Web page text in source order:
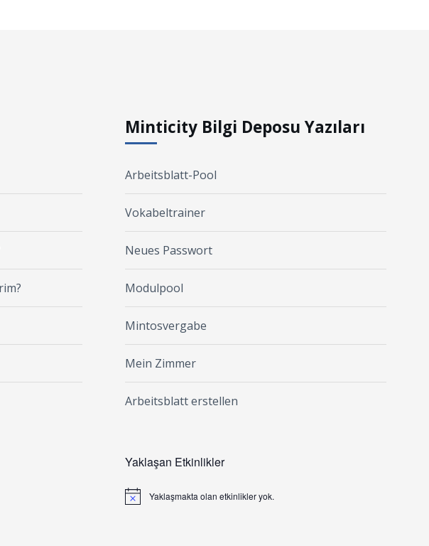
Minticity Bilgi Deposu Yazıları
Arbeitsblatt-Pool
Vokabeltrainer
Neues Passwort
Modulpool
Mintosvergabe
Mein Zimmer
Arbeitsblatt erstellen
Yaklaşan Etkinlikler
Yaklaşmakta olan etkinlikler yok.